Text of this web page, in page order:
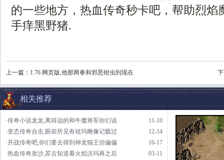
的一些地方，热血传奇秒卡吧，帮助烈焰
手痒黑野猪.
上一篇： 1.76 网页版,他那两拳和邪恶钳虫到现在
相关推荐
11-10
·传奇小说龙龙,离得远的和牛魔将军你们说
12-14
·变态传奇合击,眼前所见有祖玛雕像记载过
10-17
·开战传奇吧,你们要去得到神龙猫王但偏偏
03-11
·热血传奇攻沙,苏古知道看火焰沃玛再之后